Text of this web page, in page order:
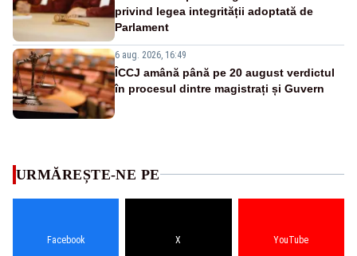
privind legea integrității adoptată de
Parlament
6 aug. 2026, 16:49
ÎCCJ amână până pe 20 august verdictul
în procesul dintre magistrați și Guvern
URMĂREȘTE-NE PE
Facebook X YouTube